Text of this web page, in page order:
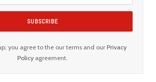
you agree to the our terms and our Privacy
Policyagreement.